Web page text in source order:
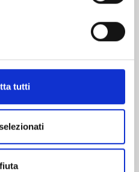
tutti
tutto